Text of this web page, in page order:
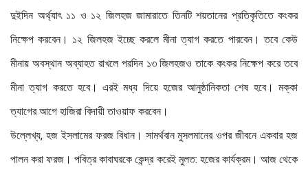
দুইদিন অর্থ্যাৎ ১১ ও ১২ জিলহজ জামারাতে তিনটি শয়তানের প্রতিকৃতিতে কংকর
নিক্ষেপ করবেন। ১২ জিলহজ ইচ্ছে করলে মীনা ত্যাগ করতে পারবেন। তবে কেউ
মীনায় অবস্থান অব্যাহত রাখলে পরদিন ১৩ জিলহজও তাকে কংকর নিক্ষেপ করে তবে
মীনা ত্যাগ করতে হবে। এরই মধ্য দিয়ে হজের আনুষ্ঠানিকতা শেষ হবে। মক্কা
ত্যাগের আগে হাজিরা বিদায়ী তাওয়াফ করবেন।
উল্লেখ্য, হজ ইসলামের ফরজ বিধান। সামর্থবান মুসলমানের ওপর জীবনে একবার হজ
পালন করা ফরজ। পবিত্র কাবাঘরকে কেন্দ্র করেই মুলত: হজের কার্যক্রম। আজ থেকে